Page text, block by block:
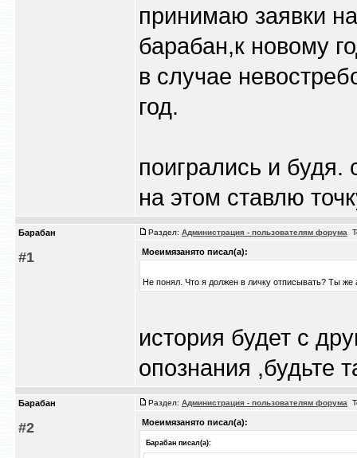
принимаю заявки
барабан,к новому
в случае
год.
поигрались и
на этом ставлю
Барабан
#1
Раздел: Администрация - пользователям форума
Моеимязанято писал(а):
Не понял. Что я должен в личку отписывать? Ты же
история будет с
опознания ,будьте
Барабан
#2
Раздел: Администрация - пользователям форума
Моеимязанято писал(а):
Барабан писал(а):